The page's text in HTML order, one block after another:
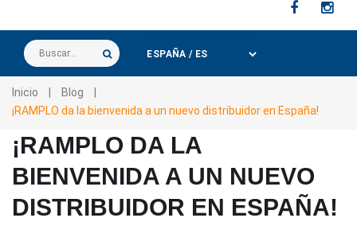
Buscar...
Inicio Blog
¡RAMPLO da la bienvenida a un nuevo distribuidor en España!
¡RAMPLO DA LA
BIENVENIDA A UN NUEVO
DISTRIBUIDOR EN ESPAÑA!